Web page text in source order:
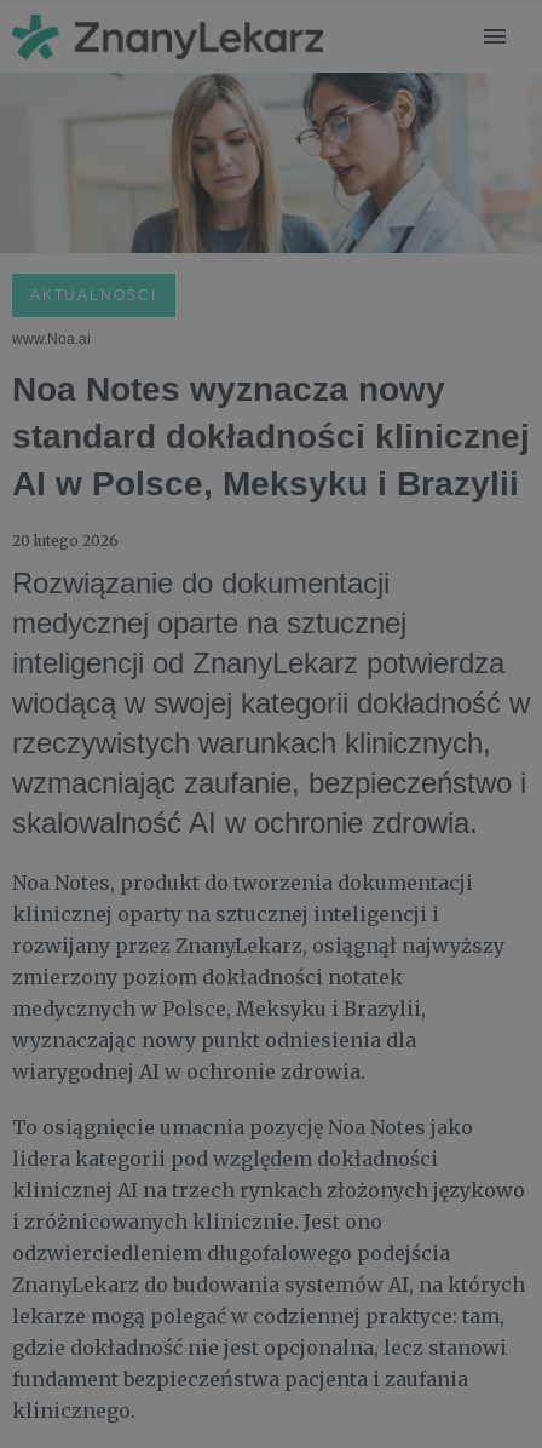
AKTUALNOŚCI
www.Noa.ai
Noa Notes wyznacza nowy
standard dokładności klinicznej
AI w Polsce, Meksyku i Brazylii
20 lutego 2026
Rozwiązanie do dokumentacji
medycznej oparte na sztucznej
inteligencji od ZnanyLekarz potwierdza
wiodącą w swojej kategorii dokładność w
rzeczywistych warunkach klinicznych,
wzmacniając zaufanie, bezpieczeństwo i
skalowalność AI w ochronie zdrowia.
Noa Notes, produkt do tworzenia dokumentacji
klinicznej oparty na sztucznej inteligencji i
rozwijany przez ZnanyLekarz, osiągnął najwyższy
zmierzony poziom dokładności notatek
medycznych w Polsce, Meksyku i Brazylii,
wyznaczając nowy punkt odniesienia dla
wiarygodnej AI w ochronie zdrowia.
To osiągnięcie umacnia pozycję Noa Notes jako
lidera kategorii pod względem dokładności
klinicznej AI na trzech rynkach złożonych językowo
i zróżnicowanych klinicznie. Jest ono
odzwierciedleniem długofalowego podejścia
ZnanyLekarz do budowania systemów AI, na których
lekarze mogą polegać w codziennej praktyce: tam,
gdzie dokładność nie jest opcjonalna, lecz stanowi
fundament bezpieczeństwa pacjenta i zaufania
klinicznego.